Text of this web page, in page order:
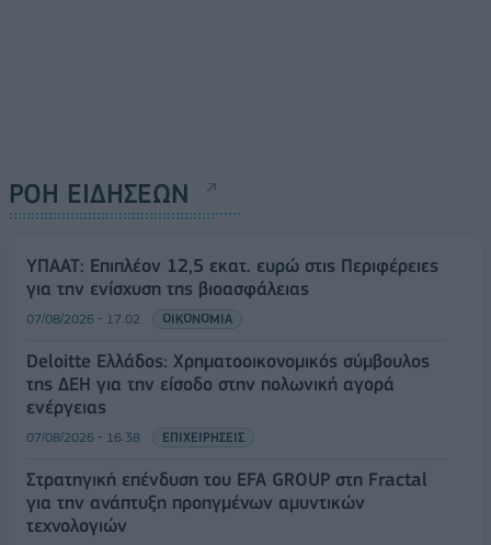
ΡΟΗ ΕΙΔΗΣΕΩΝ
ΥΠΑΑΤ: Επιπλέον 12,5 εκατ. ευρώ στις Περιφέρειες
για την ενίσχυση της βιοασφάλειας
07/08/2026 - 17:02 ΟΙΚΟΝΟΜΙΑ
Deloitte Ελλάδος: Χρηματοοικονομικός σύμβουλος
της ΔΕΗ για την είσοδο στην πολωνική αγορά
ενέργειας
07/08/2026 - 16:38 ΕΠΙΧΕΙΡΗΣΕΙΣ
Στρατηγική επένδυση του EFA GROUP στη Fractal
για την ανάπτυξη προηγμένων αμυντικών
τεχνολογιών